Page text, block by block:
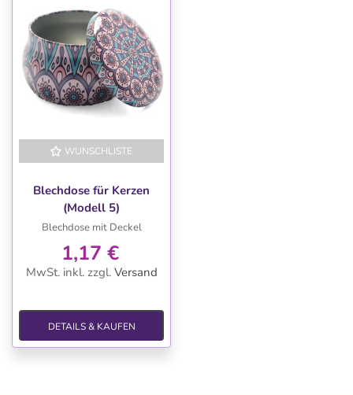
WUNSCHLISTE
Blechdose für Kerzen
(Modell 5)
Blechdose mit Deckel
1,17 €
MwSt. inkl. zzgl. Versand
DETAILS & KAUFEN